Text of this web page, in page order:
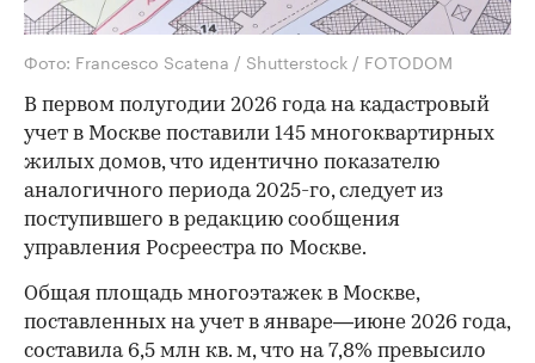
Фото: Francesco Scatena / Shutterstock / FOTODOM
В первом полугодии 2026 года на кадастровый
учет в Москве поставили 145 многоквартирных
жилых домов, что идентично показателю
аналогичного периода 2025-го, следует из
поступившего в редакцию сообщения
управления Росреестра по Москве.
Общая площадь многоэтажек в Москве,
поставленных на учет в январе—июне 2026 года,
составила 6,5 млн кв. м, что на 7,8% превысило